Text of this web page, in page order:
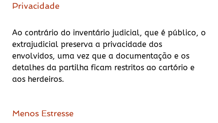
Privacidade
Ao contrário do inventário judicial, que é público, o
extrajudicial preserva a privacidade dos
envolvidos, uma vez que a documentação e os
detalhes da partilha ficam restritos ao cartório e
aos herdeiros.
Menos Estresse